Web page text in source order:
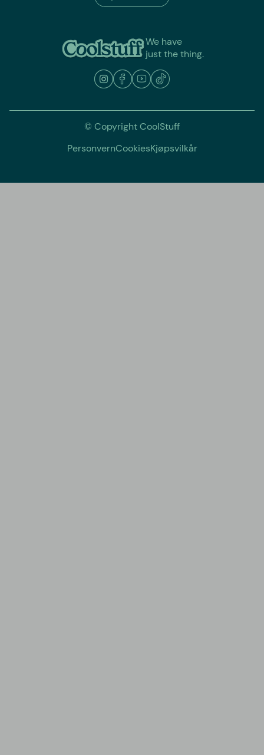
We have
just the thing.
© Copyright CoolStuff
PersonvernCookiesKjøpsvilkår